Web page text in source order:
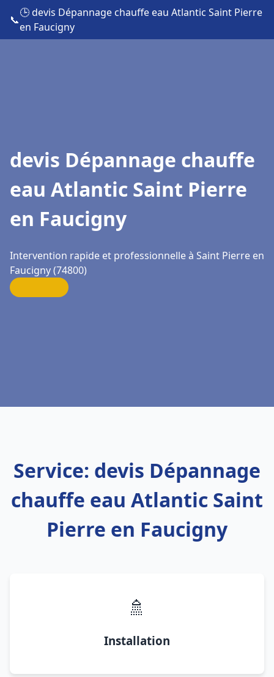
📞
🕒 devis Dépannage chauffe eau Atlantic Saint Pierre
en Faucigny
devis Dépannage chauffe
eau Atlantic Saint Pierre
en Faucigny
Intervention rapide et professionnelle à Saint Pierre en
Faucigny (74800)
Service: devis Dépannage
chauffe eau Atlantic Saint
Pierre en Faucigny
🚿
Installation